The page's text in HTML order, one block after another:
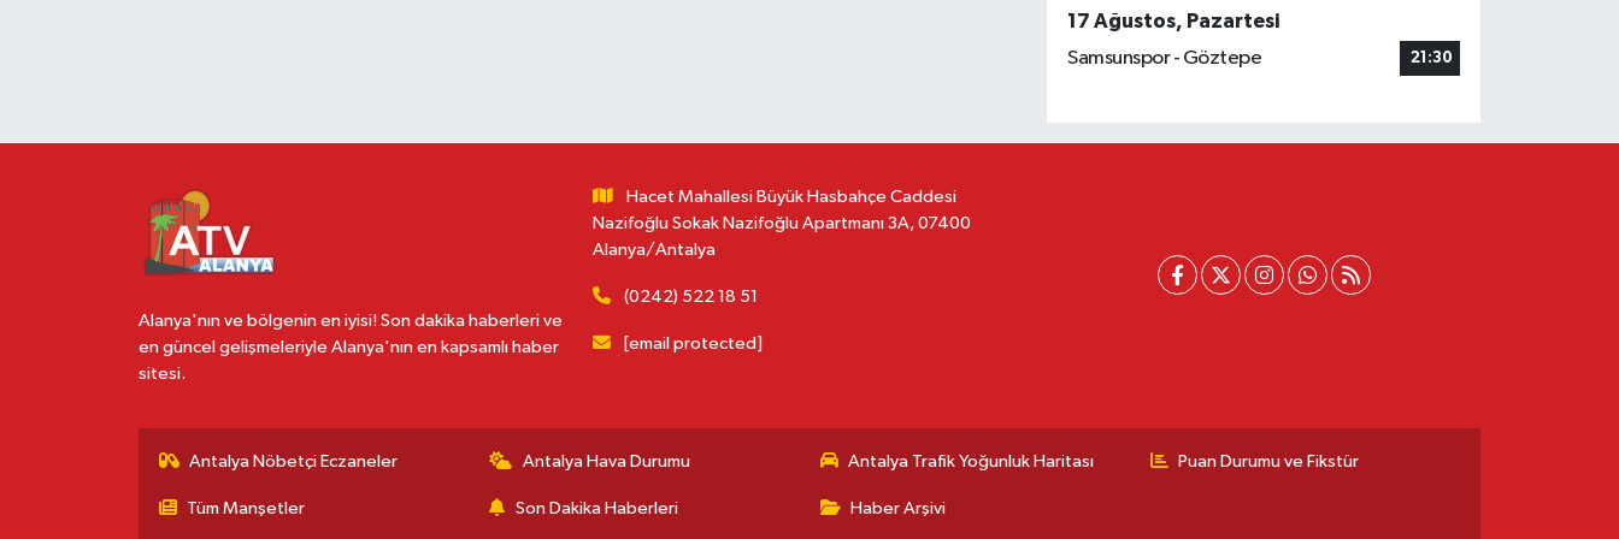
17 Ağustos, Pazartesi
Samsunspor - Göztepe
21:30
Alanya'nın ve bölgenin en iyisi! Son dakika haberleri ve
en güncel gelişmeleriyle Alanya'nın en kapsamlı haber
sitesi.
Hacet Mahallesi Büyük Hasbahçe Caddesi
Nazifoğlu Sokak Nazifoğlu Apartmanı 3A, 07400
Alanya/Antalya
(0242) 522 18 51
[email protected]
Antalya Nöbetçi Eczaneler Antalya Hava Durumu Antalya Trafik Yoğunluk Haritası Puan Durumu ve Fikstür
Tüm Manşetler Son Dakika Haberleri Haber Arşivi